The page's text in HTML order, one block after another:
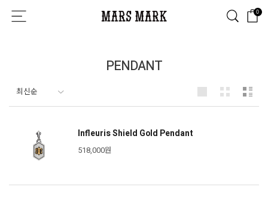
0
PENDANT
Infleuris Shield Gold Pendant
518,000원